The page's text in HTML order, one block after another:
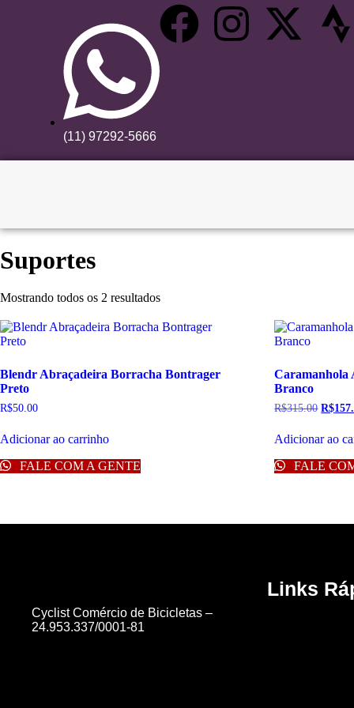
(11) 97292-5666
Suportes
Mostrando todos os 2 resultados
Blendr Abraçadeira Borracha Bontrager
Preto
R$50.00
Adicionar ao carrinho
FALE COM A GENTE
Caramanhola
Branco
R$315.00 R$
Adicionar ao
FALE
Cyclist Comércio de Bicicletas –
24.953.337/0001-81
Links